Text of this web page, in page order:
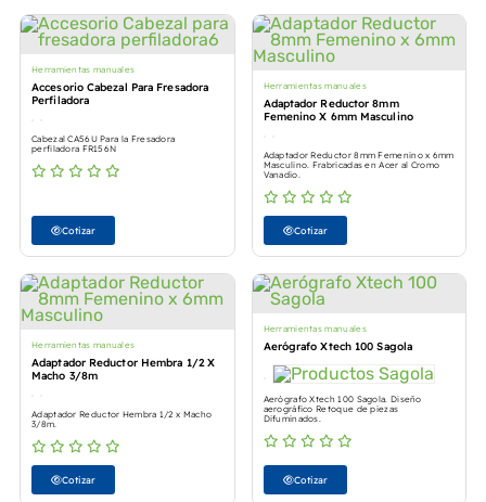
Herramientas manuales
Accesorio Cabezal Para Fresadora
Perfiladora
Cabezal CA56U Para la Fresadora
perfiladora FR156N
Cotizar
Herramientas manuales
Adaptador Reductor 8mm
Femenino X 6mm Masculino
Adaptador Reductor 8mm Femenino x 6mm
Masculino. Frabricadas en Acer al Cromo
Vanadio.
Cotizar
Herramientas manuales
Adaptador Reductor Hembra 1/2 X
Macho 3/8m
Adaptador Reductor Hembra 1/2 x Macho
3/8m.
Cotizar
Herramientas manuales
Aerógrafo Xtech 100 Sagola
Aerógrafo Xtech 100 Sagola. Diseño
aerográfico Retoque de piezas
Difuminados.
Cotizar